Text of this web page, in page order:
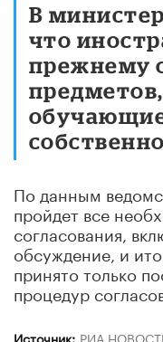
В
что
прежнему
По данным
пройдет все
согласования,
обсуждение, и
принято только
процедур
Источник: РИА